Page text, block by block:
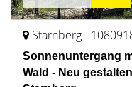
Starnberg -
Sonnenuntergang
Wald - Neu